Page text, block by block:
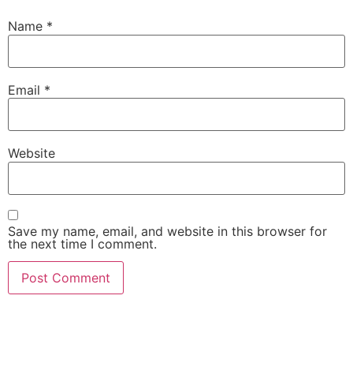
Name *
Email *
Website
Save my name, email, and website in this browser for
the next time I comment.